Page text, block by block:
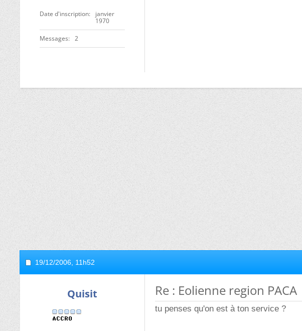
Date d'inscription
janvier
1970
Messages 2
19/12/2006, 11h52
Quisit Re : Eolienne region PACA
tu penses qu'on est à ton service ?